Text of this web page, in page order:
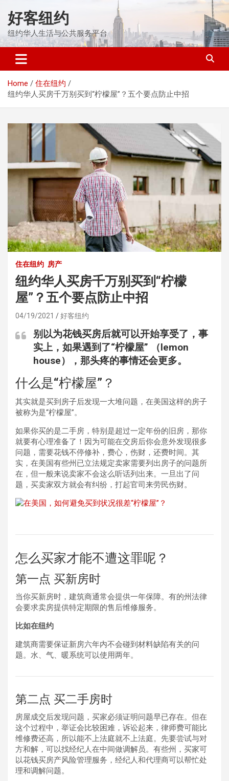
content
好客纽约
纽约华人生活与公共服务平台
Home
住在纽约
纽约华人买房千万别买到“柠檬屋”？五个要点防止中招
住在纽约 房产
纽约华人买房千万别买到“柠檬
屋”？五个要点防止中招
04/19/2021 好客纽约
别以为花钱买房后就可以开始享受了，事
实上，如果遇到了“柠檬屋” （lemon
house），那头疼的事情还会更多。
什么是“柠檬屋”？
其实就是买到房子后发现一大堆问题，在美国这样的房子
被称为是“柠檬屋”。
如果你买的是二手房，特别是超过一定年份的旧房，那你
就要有心理准备了！因为可能在交房后你会意外发现很多
问题，需要花钱不停修补，费心，伤财，还费时间。其
实，在美国有些州已立法规定卖家需要列出房子的问题所
在，但一般来说卖家不会这么听话列出来。一旦出了问
题，买卖家双方就会有纠纷，打起官司来劳民伤财。
怎么买家才能不遭这罪呢？
第一点 买新房时
当你买新房时，建筑商通常会提供一年保障。有的州法律
会要求卖房提供特定期限的售后维修服务。
比如在纽约
建筑商需要保证新房六年内不会碰到材料缺陷有关的问
题。水、气、暖系统可以使用两年。
第二点 买二手房时
房屋成交后发现问题，买家必须证明问题早已存在。但在
这个过程中，举证会比较困难，诉讼起来，律师费可能比
维修费还高，所以能不上法庭就不上法庭。先要尝试与对
方和解，可以找经纪人在中间做调解员。有些州，买家可
以花钱买房产风险管理服务，经纪人和代理商可以帮忙处
理和调解问题。